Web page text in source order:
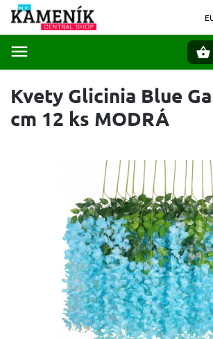
Kvety Glicinia Blue
cm 12 ks MODRÁ